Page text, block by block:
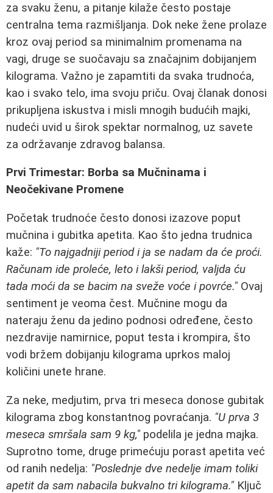
za svaku ženu, a pitanje kilaže često postaje
centralna tema razmišljanja. Dok neke žene prolaze
kroz ovaj period sa minimalnim promenama na
vagi, druge se suočavaju sa značajnim dobijanjem
kilograma. Važno je zapamtiti da svaka trudnoća,
kao i svako telo, ima svoju priču. Ovaj članak donosi
prikupljena iskustva i misli mnogih budućih majki,
nudeći uvid u širok spektar normalnog, uz savete
za održavanje zdravog balansa.
Prvi Trimestar: Borba sa Mučninama i
Neočekivane Promene
Početak trudnoće često donosi izazove poput
mučnina i gubitka apetita. Kao što jedna trudnica
kaže: "To najgadniji period i ja se nadam da će proći.
Računam ide proleće, leto i lakši period, valjda ću
tada moći da se bacim na sveže voće i povrće." Ovaj
sentiment je veoma čest. Mučnine mogu da
nateraju ženu da jedino podnosi određene, često
nezdravije namirnice, poput testa i krompira, što
vodi bržem dobijanju kilograma uprkos maloj
količini unete hrane.
Za neke, medjutim, prva tri meseca donose gubitak
kilograma zbog konstantnog povraćanja. "U prva 3
meseca smršala sam 9 kg," podelila je jedna majka.
Suprotno tome, druge primećuju porast apetita već
od ranih nedelja: "Poslednje dve nedelje imam toliki
apetit da sam nabacila bukvalno tri kilograma." Ključ